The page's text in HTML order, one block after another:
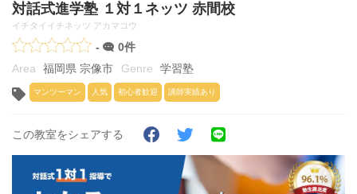
対話式進学塾 １対１ネッツ 赤間校
イチタイイチネッツ アカマコウ
-
0件
福岡県 宗像市
学習塾
マンツーマン 人気 初心者歓迎 講師実績あり
この教室をシェアする